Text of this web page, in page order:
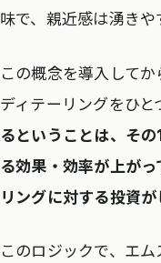
味で、親近感は湧きや
この概念を導入して
ディテーリングをひと
るということは、そ
る効果・効率が上が
リングに対する投資が
このロジックで、エ